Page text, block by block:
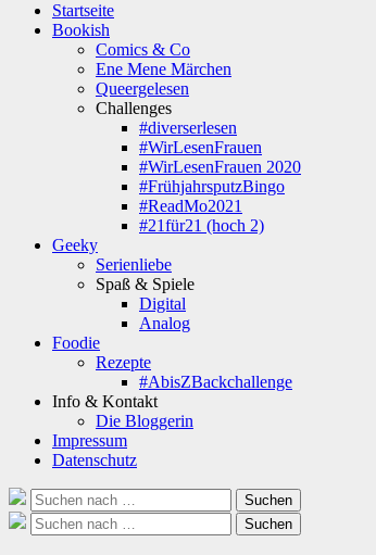
Startseite
Bookish
Comics & Co
Ene Mene Märchen
Queergelesen
Challenges
#diverserlesen
#WirLesenFrauen
#WirLesenFrauen 2020
#FrühjahrsputzBingo
#ReadMo2021
#21für21 (hoch 2)
Geeky
Serienliebe
Spaß & Spiele
Digital
Analog
Foodie
Rezepte
#AbisZBackchallenge
Info & Kontakt
Die Bloggerin
Impressum
Datenschutz
Suche
nach:
Suchen
Suche
nach:
Suchen